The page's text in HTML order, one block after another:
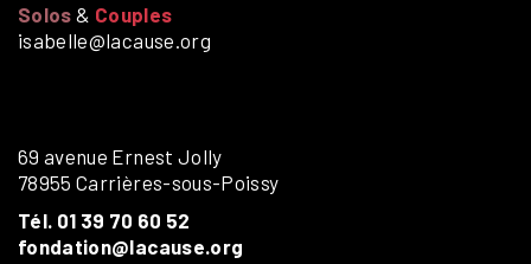
Solos & Couples
isabelle@lacause.org
69 avenue Ernest Jolly
78955 Carrières-sous-Poissy
Tél. 01 39 70 60 52
fondation@lacause.org